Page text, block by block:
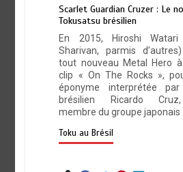
Scarlet Guardian Cruzer : Le
Tokusatsu brésilien
En 2015, Hiroshi
Sharivan, parmis
tout nouveau Metal Hero à
clip « On The Rocks »,
éponyme interprétée
brésilien Ricardo
membre du groupe japonais
Toku au Brésil